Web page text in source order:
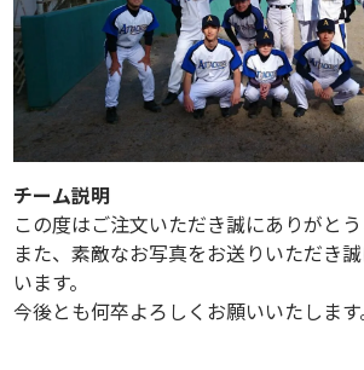
チーム説明
この度はご注文いただき誠にありがとう
また、素敵なお写真をお送りいただき
います。
今後とも何卒よろしくお願いいたします